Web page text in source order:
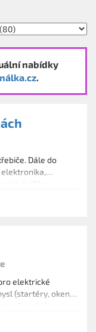
nabídky
.
Dále do
elektrické
(startéry, okenní